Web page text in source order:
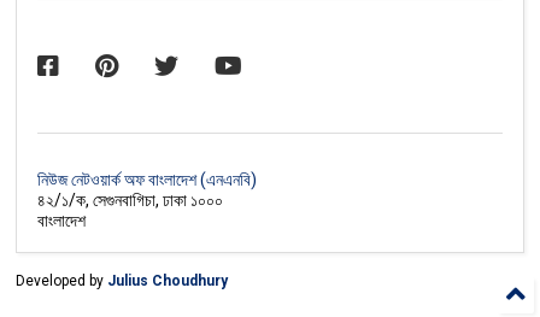
নিউজ নেটওয়ার্ক অফ বাংলাদেশ (এনএনবি)
৪২/১/ক, সেগুনবাগিচা, ঢাকা ১০০০
বাংলাদেশ
Developed by Julius Choudhury